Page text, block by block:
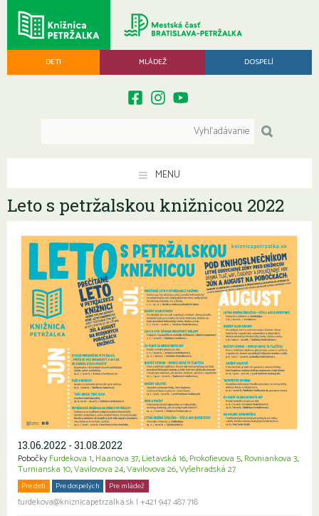
DETI MLÁDEŽ DOSPELÍ
MENU
Leto s petržalskou knižnicou 2022
13.06.2022 - 31.08.2022
Pobočky Furdekova 1, Haanova 37, Lietavská 16, Prokofievova 5, Rovniankova 3,
Turnianska 10,Vavilovova 24,Vavilovova 26,Vyšehradská 27
Pre deti Pre dospelých Pre mládež
furdekova@kniznicapetrzalka.sk | +421 947 487 718